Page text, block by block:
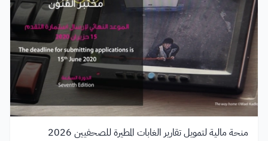
منحة مالية لتمويل تقارير الغابات المطيرة للصحفيين 2026